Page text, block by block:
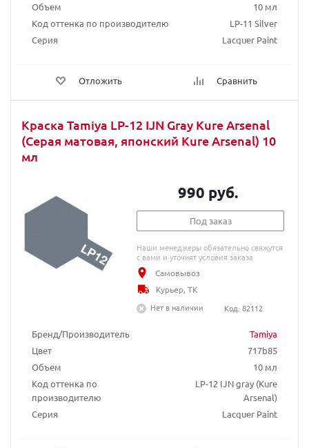
Объем
10 мл
Код оттенка по производителю
LP-11 Silver
Серия
Lacquer Paint
Отложить Сравнить
Краска Tamiya LP-12 IJN Gray Kure Arsenal
(Серая матовая, японский Kure Arsenal) 10
мл
Бренд/Производитель
Tamiya
Цвет
717b85
Объем
10 мл
Код оттенка по
производителю
LP-12 IJN gray (Kure
Arsenal)
Серия
Lacquer Paint
990 руб.
Под заказ
Наши менеджеры обязательно свяжутся
с вами и уточнят условия заказа
Самовывоз
Курьер, ТК
Нет в наличии
Код: 82112